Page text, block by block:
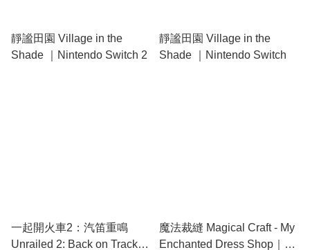
靜謐田園 Village in the
Shade ｜Nintendo Switch 2
靜謐田園 Village in the
Shade ｜Nintendo Switch
一起開火車2：汽笛重鳴
Unrailed 2: Back on Track｜
魔法裁縫 Magical Craft - My
Enchanted Dress Shop｜